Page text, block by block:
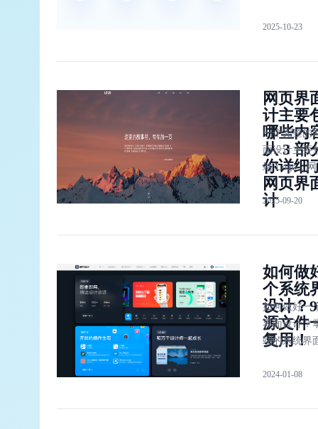
官方文档进
明确的注明
范：友好礼
晰明确、便
雅、统一稳
2025-10-23
网页界
计主要
哪些内
从 3 部
你详细
网页界
计
一个完整的
面设计主要
站 Logo，
架，网页脚
个部分，它
网页界面。
的灵魂所在
框架使这个
面能够得以
实现和运行
脚注描述了
息，保护了
2025-09-20
如何做
个系统
设计？
源文件
复用！
如何做好一
界面设计？
端的系统界
计师的必要
求职广度和
2024-01-08